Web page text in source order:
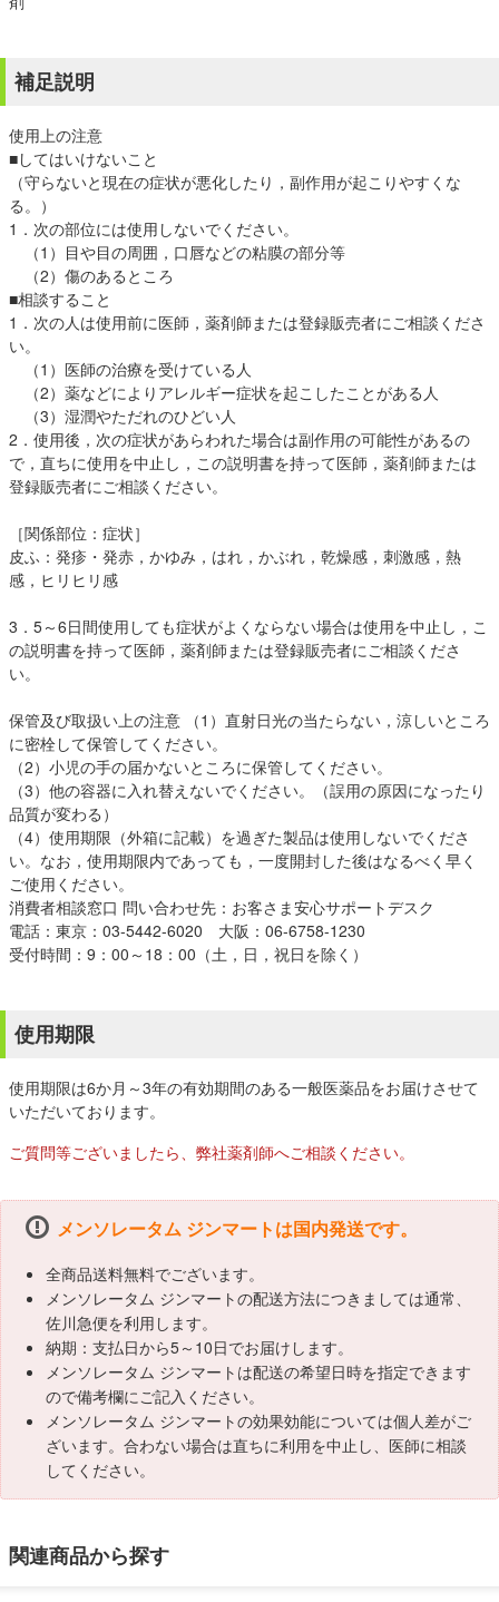
補足説明
使用上の注意
■してはいけないこと
（守らないと現在の症状が悪化したり，副作用が起こりやすくな
る。）
1．次の部位には使用しないでください。
（1）目や目の周囲，口唇などの粘膜の部分等
（2）傷のあるところ
■相談すること
1．次の人は使用前に医師，薬剤師または登録販売者にご相談くださ
い。
（1）医師の治療を受けている人
（2）薬などによりアレルギー症状を起こしたことがある人
（3）湿潤やただれのひどい人
2．使用後，次の症状があらわれた場合は副作用の可能性があるの
で，直ちに使用を中止し，この説明書を持って医師，薬剤師または
登録販売者にご相談ください。
［関係部位：症状］
皮ふ：発疹・発赤，かゆみ，はれ，かぶれ，乾燥感，刺激感，熱
感，ヒリヒリ感
3．5～6日間使用しても症状がよくならない場合は使用を中止し，こ
の説明書を持って医師，薬剤師または登録販売者にご相談くださ
い。
保管及び取扱い上の注意 （1）直射日光の当たらない，涼しいところ
に密栓して保管してください。
（2）小児の手の届かないところに保管してください。
（3）他の容器に入れ替えないでください。（誤用の原因になったり
品質が変わる）
（4）使用期限（外箱に記載）を過ぎた製品は使用しないでくださ
い。なお，使用期限内であっても，一度開封した後はなるべく早く
ご使用ください。
消費者相談窓口 問い合わせ先：お客さま安心サポートデスク
電話：東京：03-5442-6020 大阪：06-6758-1230
受付時間：9：00～18：00（土，日，祝日を除く）
使用期限
使用期限は6か月～3年の有効期間のある一般医薬品をお届けさせて
いただいております。
ご質問等ございましたら、弊社薬剤師へご相談ください。
メンソレータム ジンマートは国内発送です。
全商品送料無料でございます。
メンソレータム ジンマートの配送方法につきましては通常、
佐川急便を利用します。
納期：支払日から5～10日でお届けします。
メンソレータム ジンマートは配送の希望日時を指定できます
ので備考欄にご記入ください。
メンソレータム ジンマートの効果効能については個人差がご
ざいます。合わない場合は直ちに利用を中止し、医師に相談
してください。
関連商品から探す